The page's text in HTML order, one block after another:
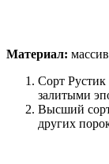
Материал:
Сорт
залитыми
Высший
других